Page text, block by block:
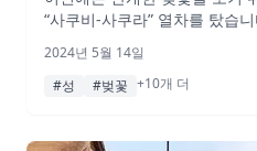
“사쿠비-사쿠라” 열차를 탔습
가진 쓰야마 사람들은 저를 다
다! 다시 가고 싶게 만드는 즐
2024년 5월 14일
#성
#벚꽃 +10개 더